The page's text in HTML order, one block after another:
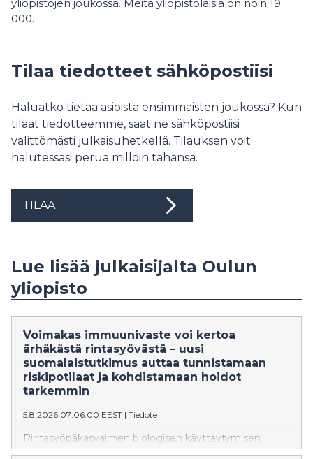
yliopistojen joukossa. Meitä yliopistolaisia on noin 19
000.
Tilaa tiedotteet sähköpostiisi
Haluatko tietää asioista ensimmäisten joukossa? Kun
tilaat tiedotteemme, saat ne sähköpostiisi
välittömästi julkaisuhetkellä. Tilauksen voit
halutessasi perua milloin tahansa.
TILAA
Lue lisää julkaisijalta Oulun
yliopisto
Voimakas immuunivaste voi kertoa
ärhäkästä rintasyövästä – uusi
suomalaistutkimus auttaa tunnistamaan
riskipotilaat ja kohdistamaan hoidot
tarkemmin
5.8.2026 07:06:00 EEST | Tiedote
Rintasyöpäkasvaimen biologisen käyttäytymisen
mittaaminen auttaa tunnistamaan jo varhaisessa